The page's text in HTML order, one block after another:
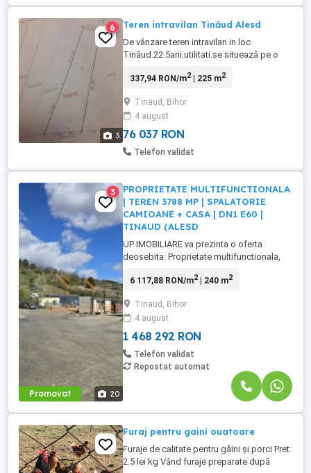
3
6 Teren intravilan Tinăud Alesd
De vânzare teren intravilan in loc
Tinăud.22.5arii.utilitati.se situează pe o
25m.pret 14 500e.neg
337,94 RON/m2| 225 m2
Tinaud, Bihor
4 august
76 037 RON
Telefon validat
Promovat 20
3
PROPRIETATE MULTIFUNCTIONALA
| TEREN 3788 MP | SPALATORIE
CAMIOANE + CASA | DN1 E60 |
TINAUD (ALESD
UP IMOBILIARE va prezinta o oferta
deosebita: Proprietate multifunctionala,
auto + casa situat la DN1, in localitatea
investitie sau dezvoltare, situata strategic
in Tinaud (Alesd), cu acces direct din DN1
E60, ideala pentru ...
6 117,88 RON/m2| 240 m2
Tinaud, Bihor
4 august
1 468 292 RON
Telefon validat
Repostat automat
Furaj pentru gaini ouatoare
Furaje de calitate pentru găini și porci Pret:
2.5 lei kg Vând furaje preparate după